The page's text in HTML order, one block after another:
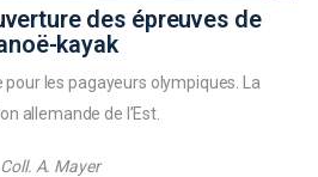
des épreuves de
kayak
les pagayeurs olympiques. La
allemande de l’Est.
Coll. A. Mayer